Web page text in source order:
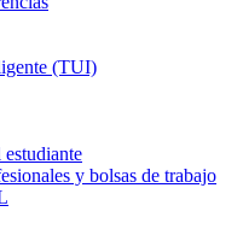
(TUI)
y bolsas de trabajo